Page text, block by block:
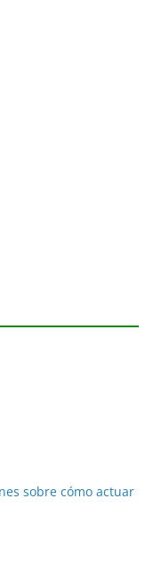
sobre cómo actuar